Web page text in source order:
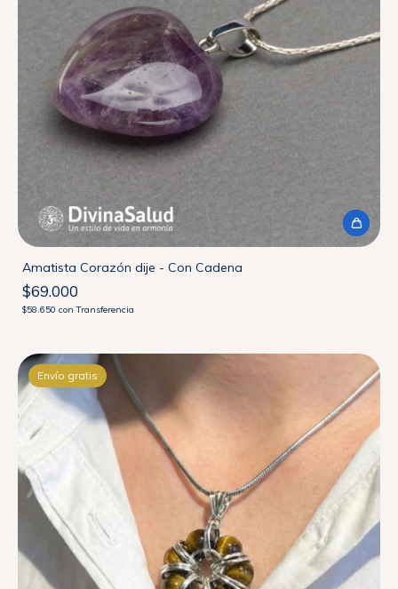
Amatista Corazón dije - Con Cadena
$69.000
$58.650 con Transferencia
Envío gratis